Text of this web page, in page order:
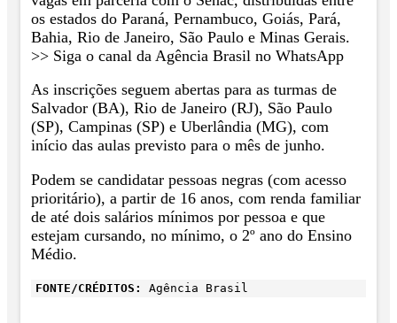
os estados do Paraná, Pernambuco, Goiás, Pará,
Bahia, Rio de Janeiro, São Paulo e Minas Gerais.
>> Siga o canal da Agência Brasil no WhatsApp
As inscrições seguem abertas para as turmas de
Salvador (BA), Rio de Janeiro (RJ), São Paulo
(SP), Campinas (SP) e Uberlândia (MG), com
início das aulas previsto para o mês de junho.
Podem se candidatar pessoas negras (com acesso
prioritário), a partir de 16 anos, com renda familiar
de até dois salários mínimos por pessoa e que
estejam cursando, no mínimo, o 2º ano do Ensino
Médio.
FONTE/CRÉDITOS: Agência Brasil